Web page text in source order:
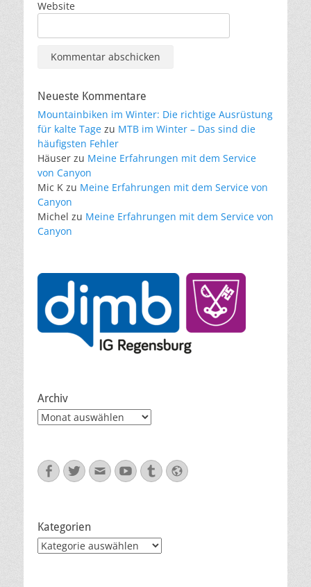
Website
Neueste Kommentare
Mountainbiken im Winter: Die richtige Ausrüstung
für kalte Tage zu MTB im Winter – Das sind die
häufigsten Fehler
Häuser zu Meine Erfahrungen mit dem Service
von Canyon
Mic K zu Meine Erfahrungen mit dem Service von
Canyon
Michel zu Meine Erfahrungen mit dem Service von
Canyon
Archiv
Archiv
Facebook
Twitter
E-
Mail
YouTube
TumblrWebsite
Kategorien
Kategorien